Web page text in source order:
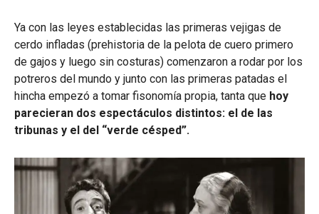
Ya con las leyes establecidas las primeras vejigas de
cerdo infladas (prehistoria de la pelota de cuero primero
de gajos y luego sin costuras) comenzaron a rodar por los
potreros del mundo y junto con las primeras patadas el
hincha empezó a tomar fisonomía propia, tanta que hoy
parecieran dos espectáculos distintos: el de las
tribunas y el del “verde césped”.